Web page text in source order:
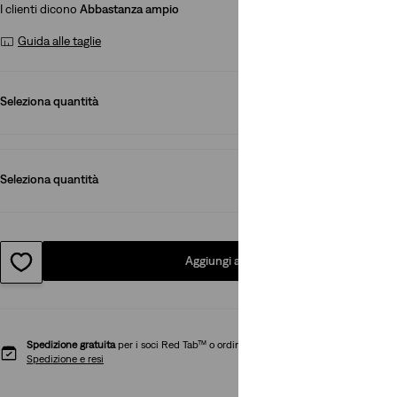
I clienti dicono Abbastanza ampio
Guida alle taglie
Seleziona quantità
Seleziona quantità
Aggiungi al carrello
Spedizione gratuitaper i soci Red Tab™ o ordini superiori a CHF 85
Spedizione e resi